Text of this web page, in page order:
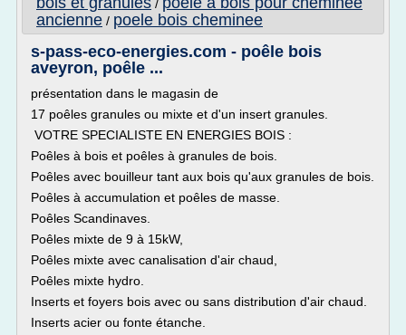
/
ancienne / poele bois cheminee
s-pass-eco-energies.com - poêle bois
aveyron, poêle ...
présentation dans le magasin de
17 poêles granules ou mixte et d'un insert granules.
VOTRE SPECIALISTE EN ENERGIES BOIS :
Poêles à bois et poêles à granules de bois.
Poêles avec bouilleur tant aux bois qu'aux granules de bois.
Poêles à accumulation et poêles de masse.
Poêles Scandinaves.
Poêles mixte de 9 à 15kW,
Poêles mixte avec canalisation d'air chaud,
Poêles mixte hydro.
Inserts et foyers bois avec ou sans distribution d'air chaud.
Inserts acier ou fonte étanche.